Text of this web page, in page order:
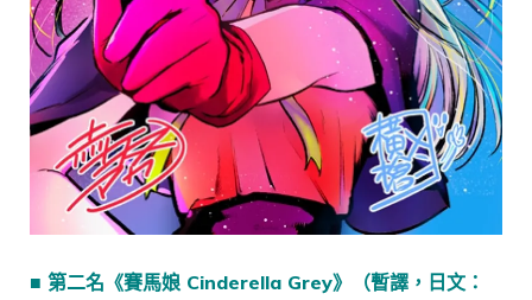
■ 第二名《賽馬娘 Cinderella Grey》（暫譯，日文：